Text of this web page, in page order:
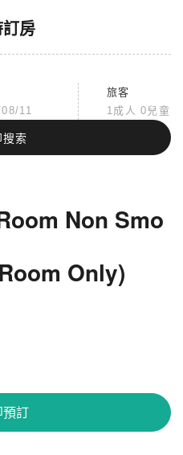
房
11
旅客
1成人 0兒童
索
Non Smo
Only)
預訂